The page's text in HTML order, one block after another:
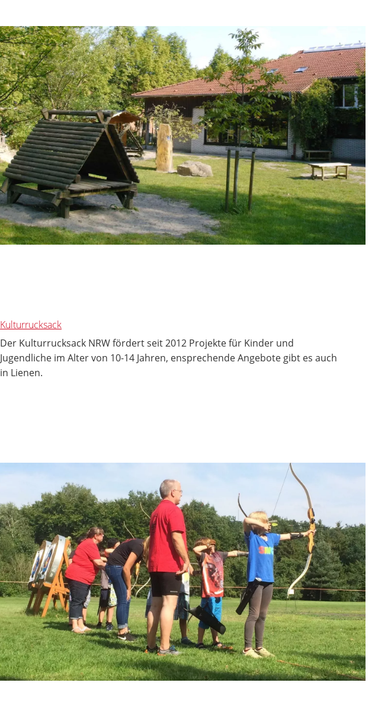
Kulturrucksack
Der Kulturrucksack NRW fördert seit 2012 Projekte für Kinder und
Jugendliche im Alter von 10-14 Jahren, ensprechende Angebote gibt es auch
in Lienen.